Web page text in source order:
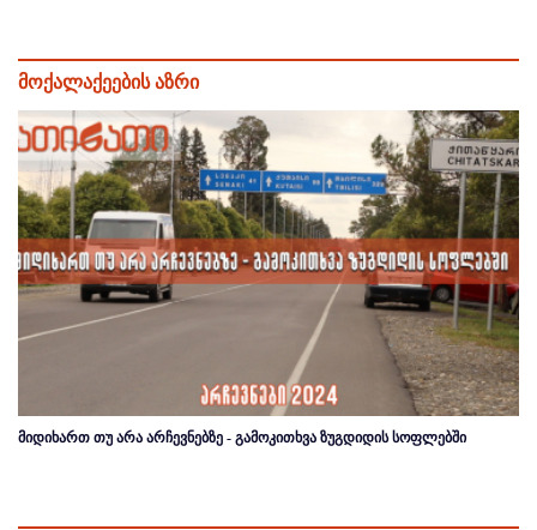
მოქალაქეების აზრი
მიდიხართ თუ არა არჩევნებზე - გამოკითხვა ზუგდიდის სოფლებში